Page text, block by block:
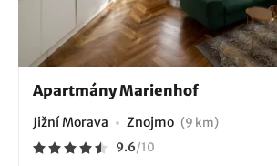
Apartmány Marienhof
Jižní Morava Znojmo (9 km)
9.6/10